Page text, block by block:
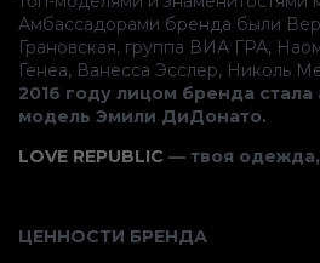
Амбассадорами бренда были
Грановская, группа ВИА ГРА,
Генеа, Ванесса Эсслер, Николь
2016 году лицом бренда
модель Эмили ДиДонато.
LOVE REPUBLIC — твоя одежда,
ЦЕННОСТИ БРЕНДА